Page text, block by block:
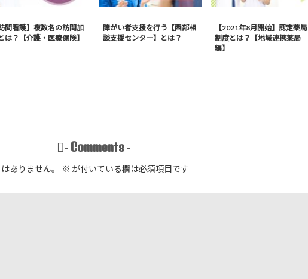
訪問看護】複数名の訪問加
は？【介護・医療保険】
障がい者支援を行う【西部相
談支援センター】とは？
【2021年8月開始】認定薬局
制度とは？【地域連携薬局
編】
- Comments -
ありません。 ※ が付いている欄は必須項目です